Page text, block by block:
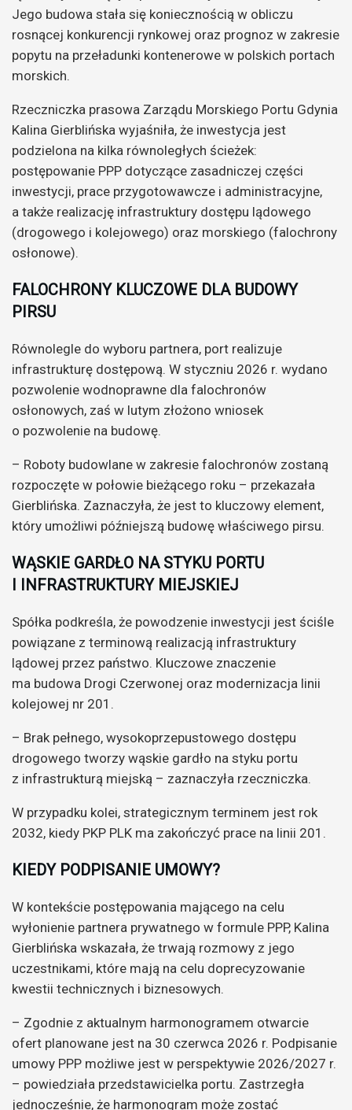
Jego budowa stała się koniecznością w obliczu
rosnącej konkurencji rynkowej oraz prognoz w zakresie
popytu na przeładunki kontenerowe w polskich portach
morskich.
Rzeczniczka prasowa Zarządu Morskiego Portu Gdynia
Kalina Gierblińska wyjaśniła, że inwestycja jest
podzielona na kilka równoległych ścieżek:
postępowanie PPP dotyczące zasadniczej części
inwestycji, prace przygotowawcze i administracyjne,
a także realizację infrastruktury dostępu lądowego
(drogowego i kolejowego) oraz morskiego (falochrony
osłonowe).
FALOCHRONY KLUCZOWE DLA BUDOWY
PIRSU
Równolegle do wyboru partnera, port realizuje
infrastrukturę dostępową. W styczniu 2026 r. wydano
pozwolenie wodnoprawne dla falochronów
osłonowych, zaś w lutym złożono wniosek
o pozwolenie na budowę.
– Roboty budowlane w zakresie falochronów zostaną
rozpoczęte w połowie bieżącego roku – przekazała
Gierblińska. Zaznaczyła, że jest to kluczowy element,
który umożliwi późniejszą budowę właściwego pirsu.
WĄSKIE GARDŁO NA STYKU PORTU
I INFRASTRUKTURY MIEJSKIEJ
Spółka podkreśla, że powodzenie inwestycji jest ściśle
powiązane z terminową realizacją infrastruktury
lądowej przez państwo. Kluczowe znaczenie
ma budowa Drogi Czerwonej oraz modernizacja linii
kolejowej nr 201.
– Brak pełnego, wysokoprzepustowego dostępu
drogowego tworzy wąskie gardło na styku portu
z infrastrukturą miejską – zaznaczyła rzeczniczka.
W przypadku kolei, strategicznym terminem jest rok
2032, kiedy PKP PLK ma zakończyć prace na linii 201.
KIEDY PODPISANIE UMOWY?
W kontekście postępowania mającego na celu
wyłonienie partnera prywatnego w formule PPP, Kalina
Gierblińska wskazała, że trwają rozmowy z jego
uczestnikami, które mają na celu doprecyzowanie
kwestii technicznych i biznesowych.
– Zgodnie z aktualnym harmonogramem otwarcie
ofert planowane jest na 30 czerwca 2026 r. Podpisanie
umowy PPP możliwe jest w perspektywie 2026/2027 r.
– powiedziała przedstawicielka portu. Zastrzegła
jednocześnie, że harmonogram może zostać